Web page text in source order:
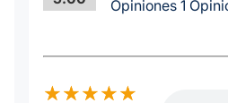
Opiniones 1